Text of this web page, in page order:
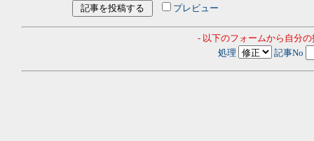
プレビュー
- 以下のフォームから自分
処理
記事No